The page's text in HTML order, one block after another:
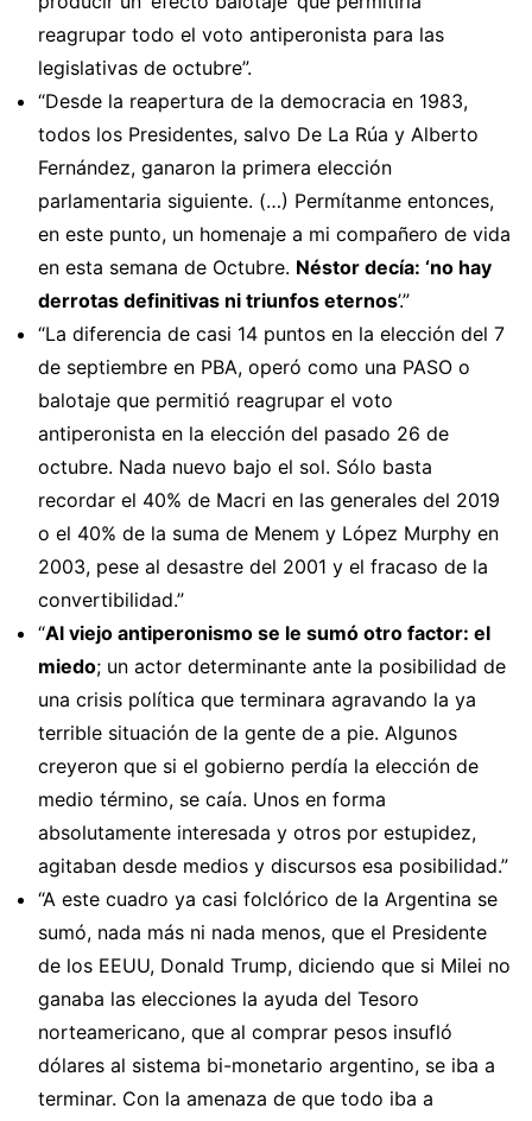
reagrupar todo el voto antiperonista para las
legislativas de octubre”.
“Desde la reapertura de la democracia en 1983,
todos los Presidentes, salvo De La Rúa y Alberto
Fernández, ganaron la primera elección
parlamentaria siguiente. (…) Permítanme entonces,
en este punto, un homenaje a mi compañero de vida
en esta semana de Octubre. Néstor decía: ‘no hay
derrotas definitivas ni triunfos eternos’.”
“La diferencia de casi 14 puntos en la elección del 7
de septiembre en PBA, operó como una PASO o
balotaje que permitió reagrupar el voto
antiperonista en la elección del pasado 26 de
octubre. Nada nuevo bajo el sol. Sólo basta
recordar el 40% de Macri en las generales del 2019
o el 40% de la suma de Menem y López Murphy en
2003, pese al desastre del 2001 y el fracaso de la
convertibilidad.”
“Al viejo antiperonismo se le sumó otro factor: el
miedo; un actor determinante ante la posibilidad de
una crisis política que terminara agravando la ya
terrible situación de la gente de a pie. Algunos
creyeron que si el gobierno perdía la elección de
medio término, se caía. Unos en forma
absolutamente interesada y otros por estupidez,
agitaban desde medios y discursos esa posibilidad.”
“A este cuadro ya casi folclórico de la Argentina se
sumó, nada más ni nada menos, que el Presidente
de los EEUU, Donald Trump, diciendo que si Milei no
ganaba las elecciones la ayuda del Tesoro
norteamericano, que al comprar pesos insufló
dólares al sistema bi-monetario argentino, se iba a
terminar. Con la amenaza de que todo iba a